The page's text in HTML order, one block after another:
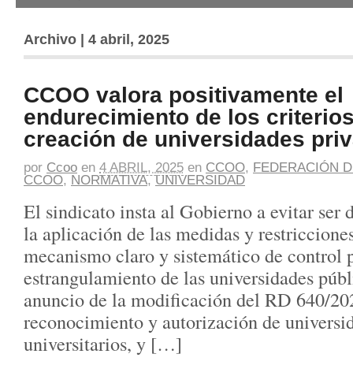
Archivo | 4 abril, 2025
CCOO valora positivamente el
endurecimiento de los
creación de universidades
por Ccoo en 4 ABRIL, 2025 en CCOO, FEDERACIÓN
CCOO, NORMATIVA,UNIVERSIDAD
El sindicato insta al Gobierno a evitar ser
la aplicación de las medidas y
mecanismo claro y sistemático de control
estrangulamiento de las universidades
anuncio de la modificación del RD 640/
reconocimiento y autorización de
universitarios, y […]